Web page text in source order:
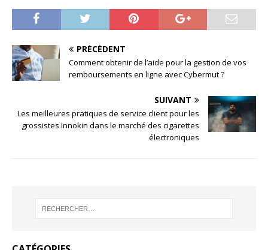
PRÉCÉDENT
Comment obtenir de l’aide pour la gestion de vos
remboursements en ligne avec Cybermut ?
SUIVANT
Les meilleures pratiques de service client pour les
grossistes Innokin dans le marché des cigarettes
électroniques